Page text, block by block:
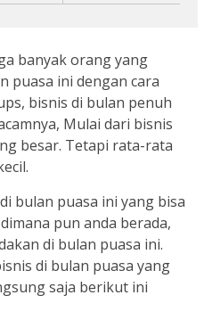
banyak orang yang
puasa ini dengan cara
bisnis di bulan penuh
Mulai dari bisnis
besar. Tetapi rata-rata
bulan puasa ini yang bisa
pun anda berada,
di bulan puasa ini.
di bulan puasa yang
saja berikut ini